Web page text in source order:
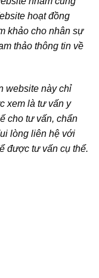
hoạt đồng
khảo cho nhân sự
thảo thông tin về
website này chỉ
xem là tư vấn y
cho tư vấn, chẩn
lòng liên hệ với
được tư vấn cụ thể.